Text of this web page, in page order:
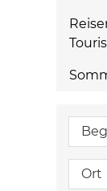
Ort